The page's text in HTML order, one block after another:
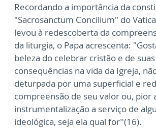
Recordando a importância da
"Sacrosanctum Concilium" do
levou à redescoberta da
da liturgia, o Papa acrescenta:
beleza do celebrar cristão e de
consequências na vida da Igreja,
deturpada por uma superficial e
compreensão de seu valor ou, pior
instrumentalização a serviço de
ideológica, seja ela qual for”(16).